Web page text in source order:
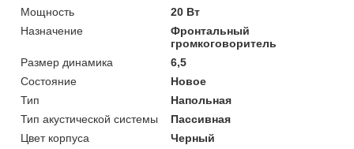
Мощность
20 Вт
Назначение
Фронтальный
громкоговоритель
Размер динамика
6,5
Состояние
Новое
Тип
Напольная
Тип акустической системы
Пассивная
Цвет корпуса
Черный